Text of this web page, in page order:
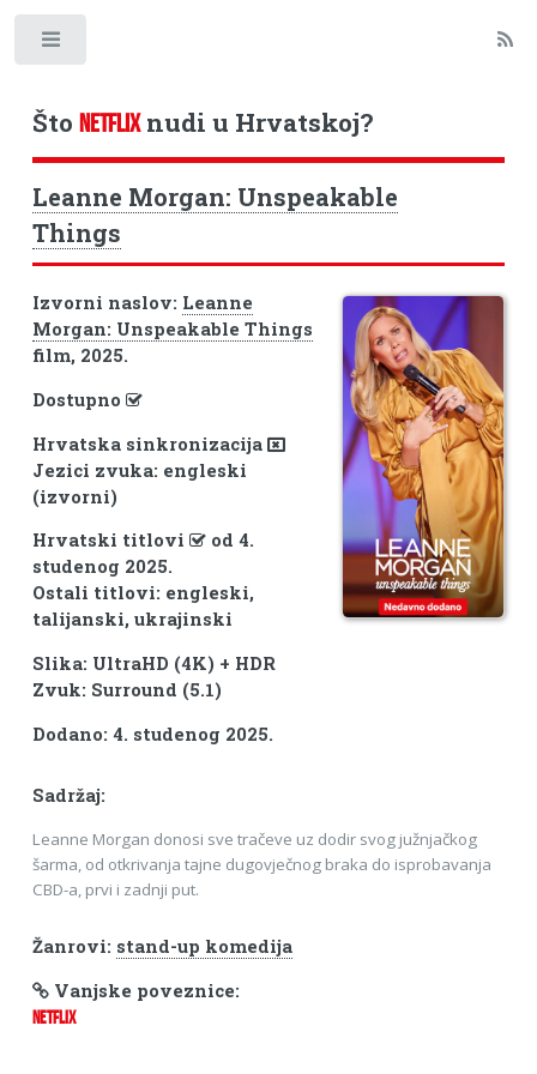
Što NETFLIXnudi u Hrvatskoj?
Leanne Morgan: Unspeakable
Things
Izvorni naslov: Leanne
Morgan: Unspeakable Things
film, 2025.
Dostupno
Hrvatska sinkronizacija
Jezici zvuka: engleski
(izvorni)
Hrvatski titlovi
od 4.
studenog 2025.
Ostali titlovi: engleski,
talijanski, ukrajinski
Slika: UltraHD (4K) + HDR
Zvuk: Surround (5.1)
Dodano: 4. studenog 2025.
Sadržaj:
Leanne Morgan donosi sve tračeve uz dodir svog južnjačkog
šarma, od otkrivanja tajne dugovječnog braka do isprobavanja
CBD-a, prvi i zadnji put.
Žanrovi: stand-up komedija
Vanjske poveznice:
NETFLIX